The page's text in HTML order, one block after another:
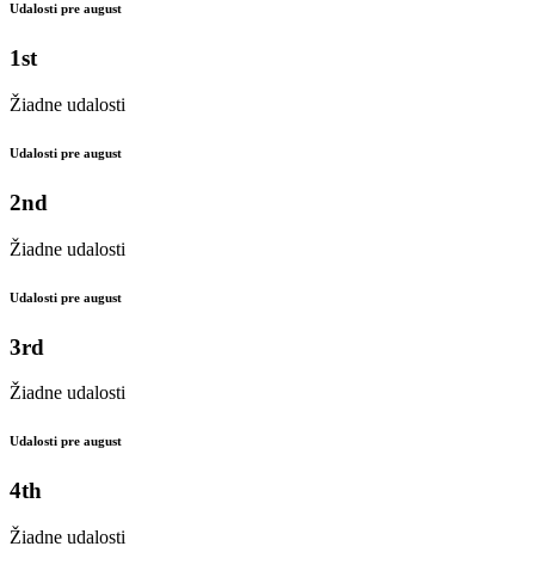
Udalosti pre august
1st
Žiadne udalosti
Udalosti pre august
2nd
Žiadne udalosti
Udalosti pre august
3rd
Žiadne udalosti
Udalosti pre august
4th
Žiadne udalosti